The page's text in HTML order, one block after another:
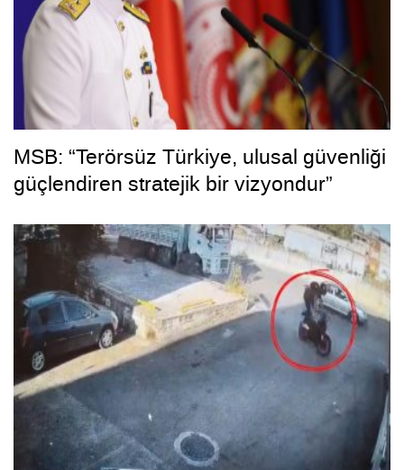
MSB: “Terörsüz Türkiye, ulusal güvenliği
güçlendiren stratejik bir vizyondur”